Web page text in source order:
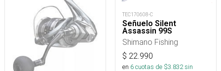
TEC170608-C
Señuelo Silent
Assassin 99S
Shimano Fishing
$ 22.990
en 6cuotas de $3.832sin